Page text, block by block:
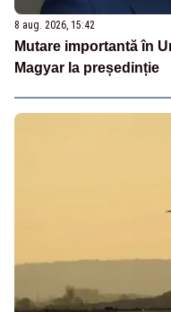
8 aug. 2026, 15:42
Mutare importantă în
Magyar la președinție